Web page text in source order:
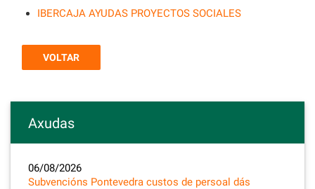
IBERCAJA AYUDAS PROYECTOS SOCIALES
VOLTAR
Axudas
06/08/2026
Subvencións Pontevedra custos de persoal dás